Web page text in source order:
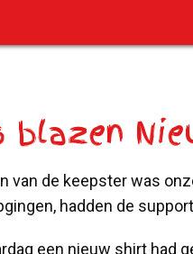
blazen
van de keepster was
hadden de
een nieuw shirt had